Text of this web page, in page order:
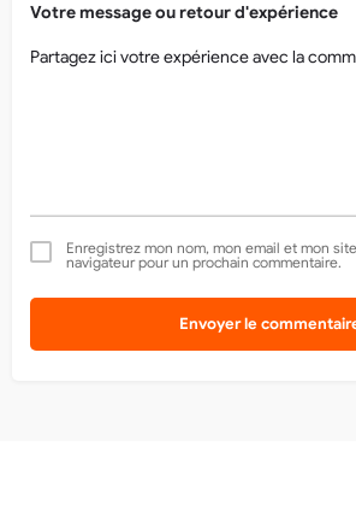
Votre message ou retour d'expérience
Enregistrez mon nom, mon email et mon
navigateur pour un prochain commentaire.
Envoyer le